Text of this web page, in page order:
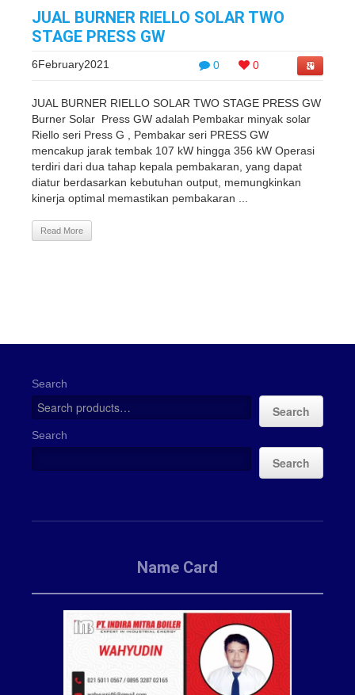
JUAL BURNER RIELLO SOLAR TWO
STAGE PRESS GW
0 0
6February2021
JUAL BURNER RIELLO SOLAR TWO STAGE PRESS GW
Burner Solar Press GW adalah Pembakar minyak solar
Riello seri Press G , Pembakar seri PRESS GW
mencakup jarak tembak 107 kW hingga 356 kW Operasi
terdiri dari dua tahap kepala pembakaran, yang dapat
diatur berdasarkan kebutuhan output, memungkinkan
kinerja optimal memastikan pembakaran ...
Read More
Search
Search
Search
Search
Name Card